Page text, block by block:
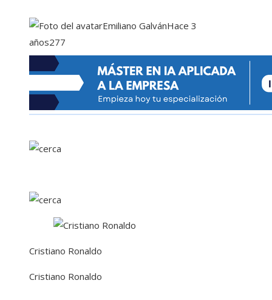
Emiliano GalvánHace 3
años277
Cristiano Ronaldo
Cristiano Ronaldo